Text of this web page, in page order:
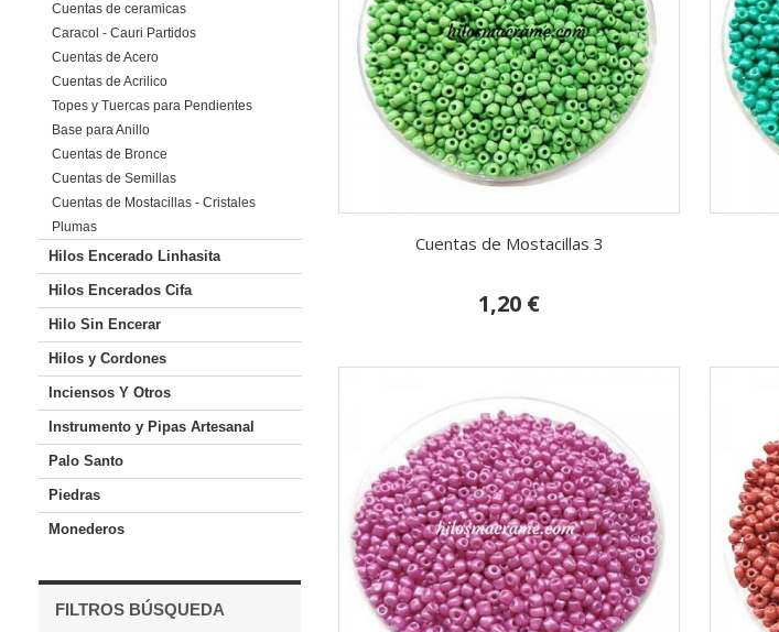
Cuentas de ceramicas
Caracol - Cauri Partidos
Cuentas de Acero
Cuentas de Acrilico
Topes y Tuercas para Pendientes
Base para Anillo
Cuentas de Bronce
Cuentas de Semillas
Cuentas de Mostacillas - Cristales
Plumas
Hilos Encerado Linhasita
Hilos Encerados Cifa
Hilo Sin Encerar
Hilos y Cordones
Inciensos Y Otros
Instrumento y Pipas Artesanal
Palo Santo
Piedras
Monederos
FILTROS BÚSQUEDA
Cuentas de Mostacillas 3
1,20 €